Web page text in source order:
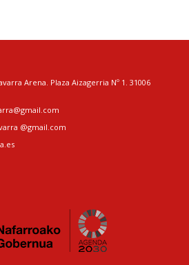
Arena. Plaza Aizagerria Nº 1. 31006
@gmail.com